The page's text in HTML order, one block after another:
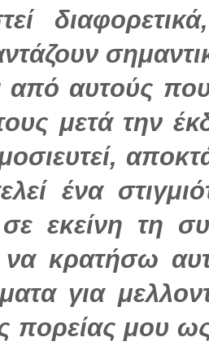
από αυτούς
μετά την
ένα
σε εκείνη τη
να κρατήσω
για
πορείας μου